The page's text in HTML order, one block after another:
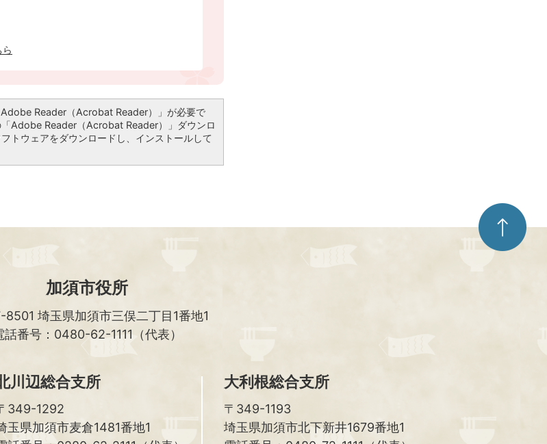
Reader（Acrobat Reader）」が必要で
Adobe Reader（Acrobat Reader）」ダウンロ
トウェアをダウンロードし、インストールして
ペ
ー
ジ
加須市役所
8501 埼玉県加須市三俣二丁目1番地1
話番号：0480-62-1111（代表）
川辺総合支所
349-1292
玉県加須市麦倉1481番地1
大利根総合支所
〒349-1193
埼玉県加須市北下新井1679番地1